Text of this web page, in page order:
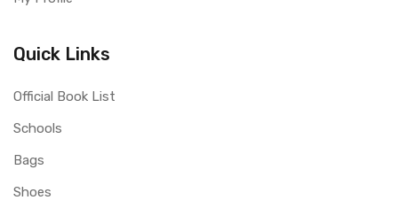
Quick Links
Official Book List
Schools
Bags
Shoes